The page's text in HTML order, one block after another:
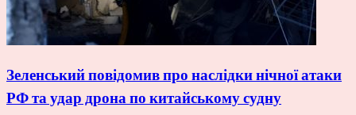
Зеленський повідомив про наслідки нічної атаки
РФ та удар дрона по китайському судну